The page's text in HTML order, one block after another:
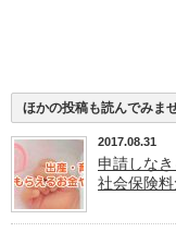
ほかの投稿も読んでみま
2017.08.31
申請しな
社会保険